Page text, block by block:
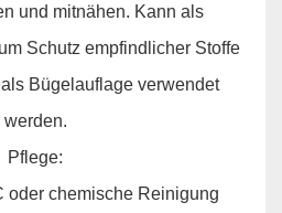
und mitnähen. Kann als
Schutz empfindlicher Stoffe
Bügelauflage verwendet
werden.
Pflege:
oder chemische Reinigung